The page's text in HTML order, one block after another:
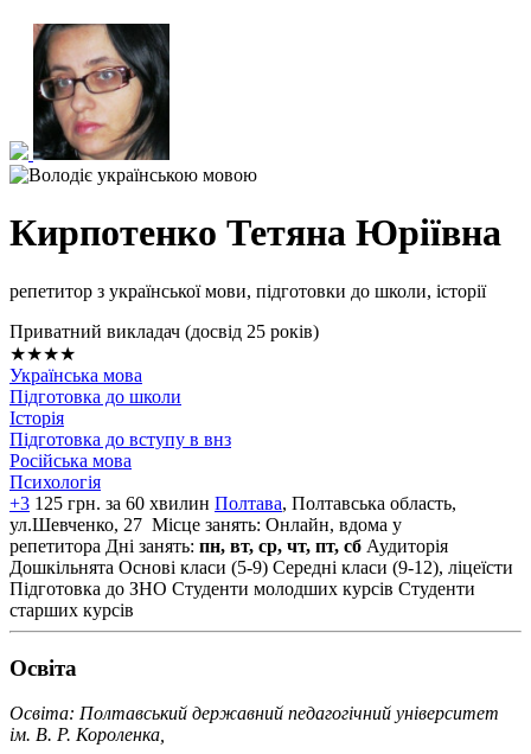
Кирпотенко Тетяна Юріївна
репетитор з української мови, підготовки до школи, історії
Приватний викладач (досвід 25 років)
★★★★
Українська мова
Підготовка до школи
Історія
Підготовка до вступу в внз
Російська мова
Психологія
+3 125 грн. за 60 хвилин Полтава, Полтавська область,
ул.Шевченко, 27 Місце занять: Онлайн, вдома у
репетитора Дні занять: пн, вт, ср, чт, пт, сб Аудиторія
Дошкільнята Основі класи (5-9) Середні класи (9-12), ліцеїсти
Підготовка до ЗНО Студенти молодших курсів Студенти
старших курсів
Освiта
Освіта: Полтавський державний педагогічний університет
ім. В. Р. Короленка,